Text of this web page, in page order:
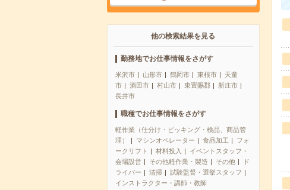
他の検索結果を見る
勤務地でお仕事情報をさがす
米沢市 山形市 鶴岡市 東根市
天童
市
酒田市 村山市 東置賜郡
新庄市
長井市
職種でお仕事情報をさがす
軽作業（仕分け・ピッキング・検品、商品管
理）
マシンオペレーター 食品加工
フォ
ークリフト
材料投入
イベントスタッフ・
会場設営
その他軽作業・製造 その他
ド
ライバー
清掃
試験監督・選挙スタッフ
インストラクター・講師・教師